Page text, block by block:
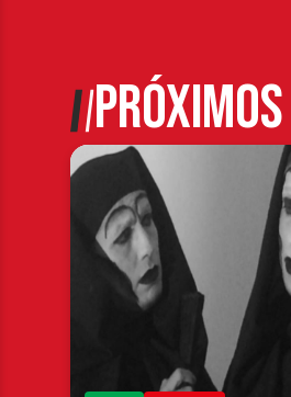
PRÓXIMOS